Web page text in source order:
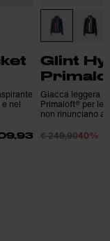
nel
Glint
Giacca leggera
Primaloft® per le
non rinunciano
€ 249,9040%